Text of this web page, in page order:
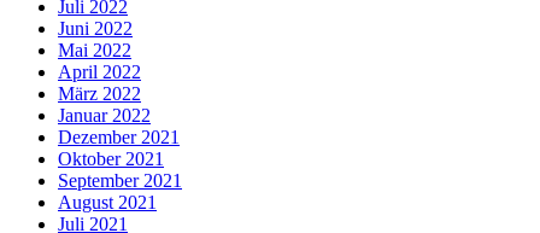
Juli 2022
Juni 2022
Mai 2022
April 2022
März 2022
Januar 2022
Dezember 2021
Oktober 2021
September 2021
August 2021
Juli 2021